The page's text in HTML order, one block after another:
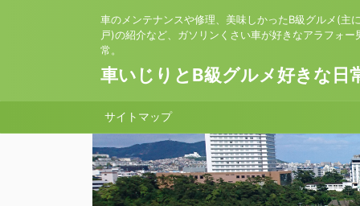
車のメンテナンスや修理、美味しかったB級グルメ(主
戸)の紹介など、ガソリンくさい車が好きなアラフォー
常。
車いじりとB級グルメ好きな日
サイトマップ